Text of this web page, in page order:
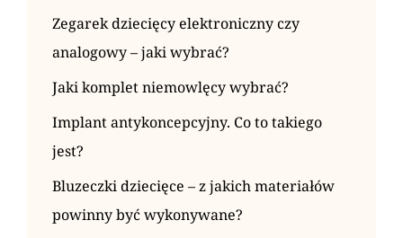
Zegarek dziecięcy elektroniczny czy
analogowy – jaki wybrać?
Jaki komplet niemowlęcy wybrać?
Implant antykoncepcyjny. Co to takiego
jest?
Bluzeczki dziecięce – z jakich materiałów
powinny być wykonywane?